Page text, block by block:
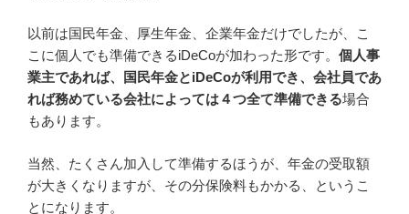
以前は国民年金、厚生年金、企業年金だけでしたが、こ
こに個人でも準備できるiDeCoが加わった形です。 個人事
業主であれば、国民年金とiDeCoが利用でき、会社員であ
れば務めている会社によっては４つ全て準備できる場合
もあります。
当然、たくさん加入して準備するほうが、年金の受取額
が大きくなりますが、その分保険料もかかる、というこ
とになります。